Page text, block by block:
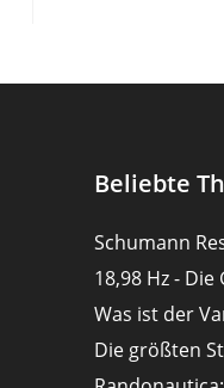
Beliebte
Schumann
18,98 Hz -
Was ist der
Die größten